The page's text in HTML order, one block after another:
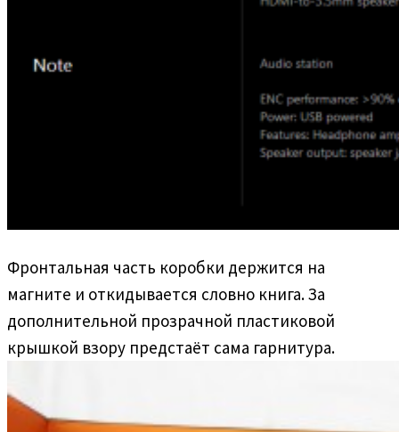
Фронтальная часть коробки держится на
магните и откидывается словно книга. За
дополнительной прозрачной пластиковой
крышкой взору предстаёт сама гарнитура.